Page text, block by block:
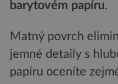
barytovém papíru.
Matný povrch
jemné detaily s
papíru oceníte